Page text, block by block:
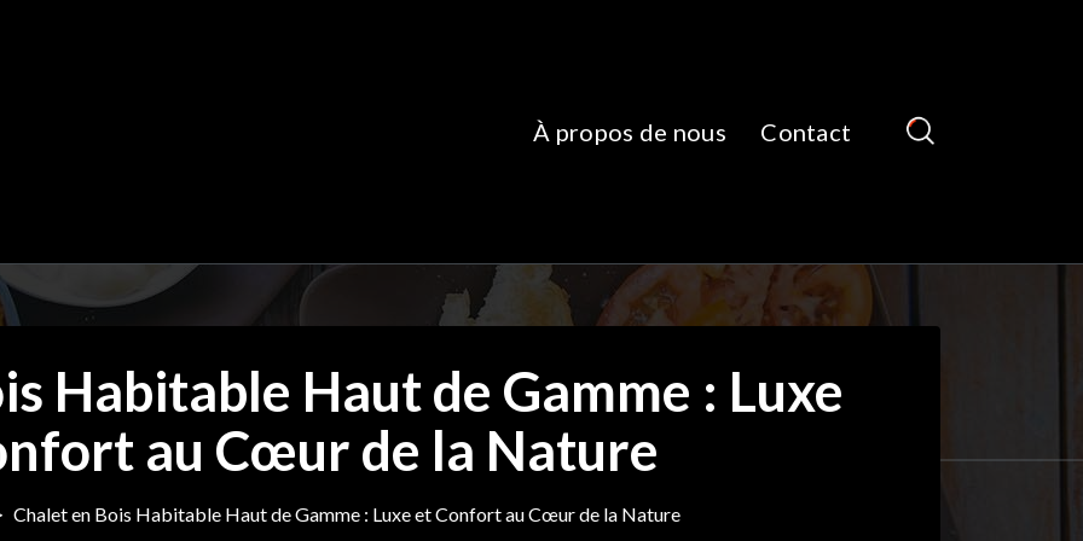
À propos de nous Contact
Habitable Haut de Gamme : Luxe
au Cœur de la Nature
Chalet en Bois Habitable Haut de Gamme : Luxe et Confort au Cœur de la Nature